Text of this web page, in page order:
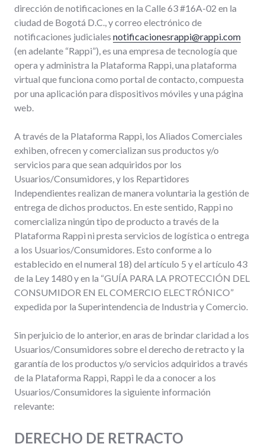
dirección de notificaciones en la Calle 63 #16A-02 en la
ciudad de Bogotá D.C., y correo electrónico de
notificaciones judiciales notificacionesrappi@rappi.com
(en adelante “Rappi”), es una empresa de tecnología que
opera y administra la Plataforma Rappi, una plataforma
virtual que funciona como portal de contacto, compuesta
por una aplicación para dispositivos móviles y una página
web.
A través de la Plataforma Rappi, los Aliados Comerciales
exhiben, ofrecen y comercializan sus productos y/o
servicios para que sean adquiridos por los
Usuarios/Consumidores, y los Repartidores
Independientes realizan de manera voluntaria la gestión de
entrega de dichos productos. En este sentido, Rappi no
comercializa ningún tipo de producto a través de la
Plataforma Rappi ni presta servicios de logística o entrega
a los Usuarios/Consumidores. Esto conforme a lo
establecido en el numeral 18) del artículo 5 y el artículo 43
de la Ley 1480 y en la “GUÍA PARA LA PROTECCIÓN DEL
CONSUMIDOR EN EL COMERCIO ELECTRÓNICO”
expedida por la Superintendencia de Industria y Comercio.
Sin perjuicio de lo anterior, en aras de brindar claridad a los
Usuarios/Consumidores sobre el derecho de retracto y la
garantía de los productos y/o servicios adquiridos a través
de la Plataforma Rappi, Rappi le da a conocer a los
Usuarios/Consumidores la siguiente información
relevante:
DERECHO DE RETRACTO